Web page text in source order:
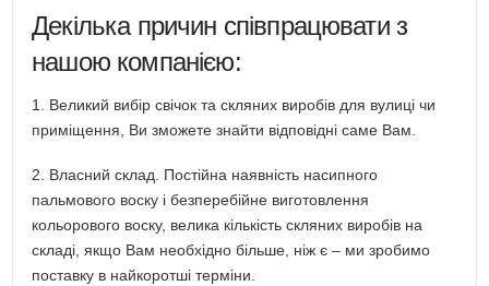
Декілька причин співпрацювати з
нашою компанією:
1. Великий вибір свічок та скляних виробів для вулиці чи
приміщення, Ви зможете знайти відповідні саме Вам.
2. Власний склад. Постійна наявність насипного
пальмового воску і безперебійне виготовлення
кольорового воску, велика кількість скляних виробів на
складі, якщо Вам необхідно більше, ніж є – ми зробимо
поставку в найкоротші терміни.